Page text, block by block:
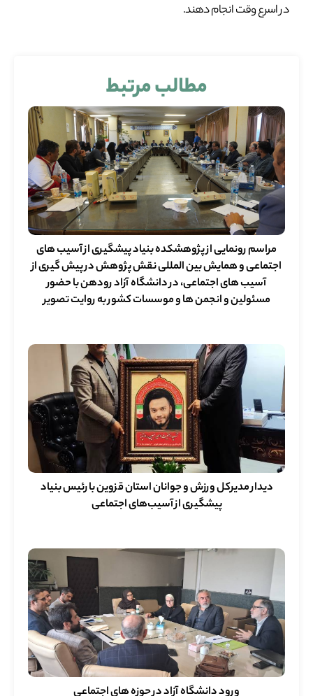
در اسرع وقت انجام دهند.
مطالب مرتبط
مراسم رونمایی از پژوهشکده بنیاد پیشگیری از آسیب های
اجتماعی و همایش بین المللی نقش پژوهش در پیش گیری از
آسیب های اجتماعی، در دانشگاه آزاد رودهن با حضور
مسئولین و انجمن ها و موسسات کشور به روایت تصویر
دیدار مدیرکل ورزش و جوانان استان قزوین با رئیس بنیاد
پیشگیری از آسیب‌های اجتماعی
ورود دانشگاه آزاد در حوزه های اجتماعی